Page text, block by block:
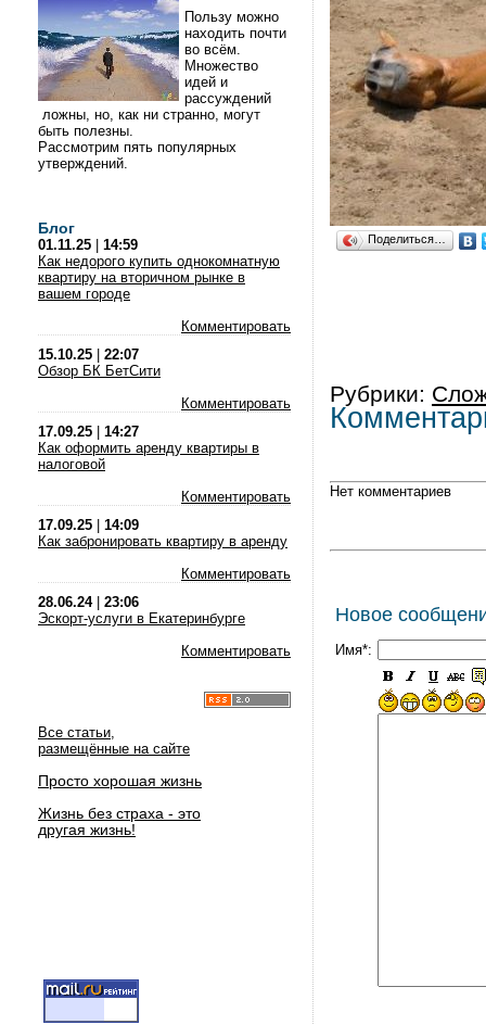
Пользу можно
находить почти
во всём.
Множество
идей и
рассуждений
ложны, но, как ни странно, могут
быть полезны.
Рассмотрим пять популярных
утверждений.
Блог
01.11.25
14:59
Как недорого купить однокомнатную
квартиру на вторичном рынке в
вашем городе
Комментировать
15.10.25
22:07
Обзор БК БетСити
Комментировать
17.09.25
14:27
Как оформить аренду квартиры в
налоговой
Комментировать
17.09.25
14:09
Как забронировать квартиру в аренду
Комментировать
28.06.24| 23:06
Эскорт-услуги в Екатеринбурге
Комментировать
Все статьи,
размещённые на сайте
Просто хорошая жизнь
Жизнь без страха - это
другая жизнь!
Поделиться…
Рубрики:
Нет комментариев
Новое
Имя*: